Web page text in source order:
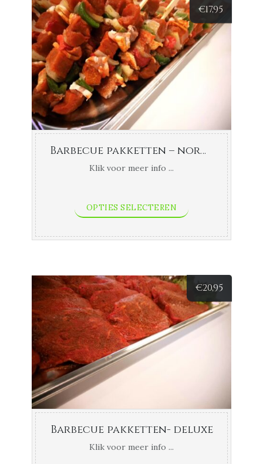
€17,95
Barbecue pakketten – normaal
Klik voor meer info ...
OPTIES SELECTEREN
€20,95
Barbecue pakketten- deluxe
Klik voor meer info ...